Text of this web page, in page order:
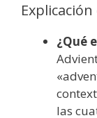
¿Qué
las